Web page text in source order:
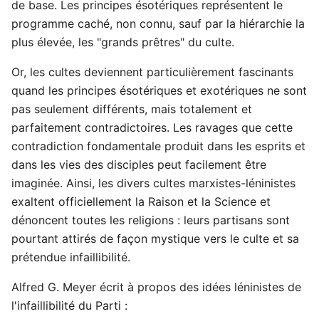
de base. Les principes ésotériques représentent le
programme caché, non connu, sauf par la hiérarchie la
plus élevée, les "grands prêtres" du culte.
Or, les cultes deviennent particulièrement fascinants
quand les principes ésotériques et exotériques ne sont
pas seulement différents, mais totalement et
parfaitement contradictoires. Les ravages que cette
contradiction fondamentale produit dans les esprits et
dans les vies des disciples peut facilement être
imaginée. Ainsi, les divers cultes marxistes-léninistes
exaltent officiellement la Raison et la Science et
dénoncent toutes les religions : leurs partisans sont
pourtant attirés de façon mystique vers le culte et sa
prétendue infaillibilité.
Alfred G. Meyer écrit à propos des idées léninistes de
l'infaillibilité du Parti :